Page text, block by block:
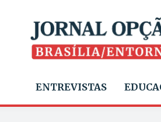
ENTREVISTAS